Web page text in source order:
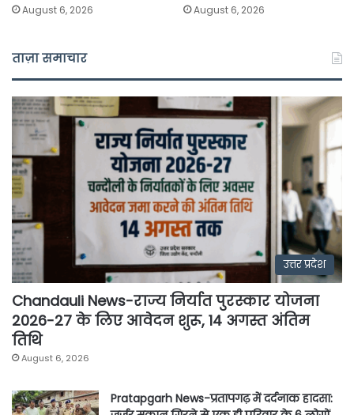
August 6, 2026 August 6, 2026
ताज़ा समाचार
उत्तर प्रदेश
Chandauli News-राज्य निर्यात पुरस्कार योजना
2026-27 के लिए आवेदन शुरू, 14 अगस्त अंतिम
तिथि
August 6, 2026
Pratapgarh News-प्रतापगढ़ में दर्दनाक हादसा: